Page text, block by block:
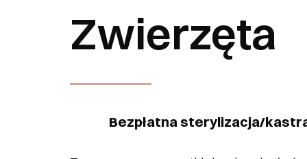
Zwierzęta
Bezpłatna sterylizacja/